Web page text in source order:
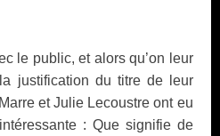
le public, et alors qu’on leur
justification du titre de leur
et Julie Lecoustre ont eu
: Que signifie de